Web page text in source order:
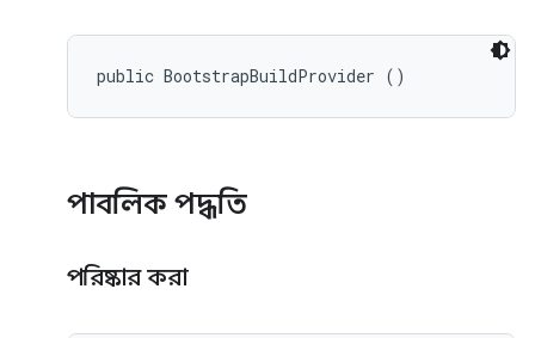
public BootstrapBuildProvider ()
পাবলিক পদ্ধতি
পরিষ্কার করা